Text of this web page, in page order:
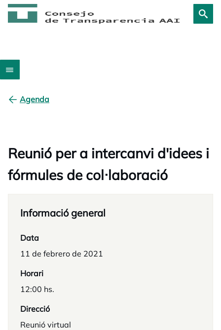
Agenda
Reunió per a intercanvi d'idees i
fórmules de col·laboració
Informació general
Data
11 de febrero de 2021
Horari
12:00 hs.
Direcció
Reunió virtual